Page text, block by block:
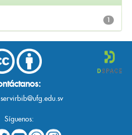
1
servirbib@ufg.edu.sv
Síguenos: